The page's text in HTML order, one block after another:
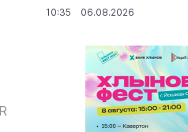
10:35 06.08.2026